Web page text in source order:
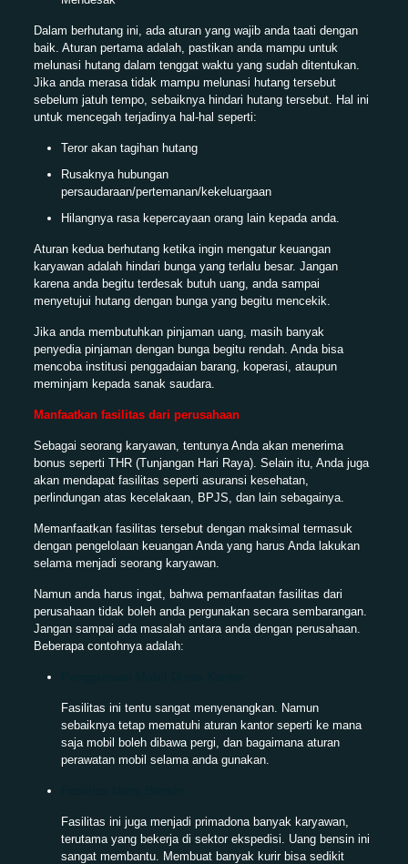
Dalam berhutang ini, ada aturan yang wajib anda taati dengan
baik. Aturan pertama adalah, pastikan anda mampu untuk
melunasi hutang dalam tenggat waktu yang sudah ditentukan.
Jika anda merasa tidak mampu melunasi hutang tersebut
sebelum jatuh tempo, sebaiknya hindari hutang tersebut. Hal ini
untuk mencegah terjadinya hal-hal seperti:
Teror akan tagihan hutang
Rusaknya hubungan
persaudaraan/pertemanan/kekeluargaan
Hilangnya rasa kepercayaan orang lain kepada anda.
Aturan kedua berhutang ketika ingin mengatur keuangan
karyawan adalah hindari bunga yang terlalu besar. Jangan
karena anda begitu terdesak butuh uang, anda sampai
menyetujui hutang dengan bunga yang begitu mencekik.
Jika anda membutuhkan pinjaman uang, masih banyak
penyedia pinjaman dengan bunga begitu rendah. Anda bisa
mencoba institusi penggadaian barang, koperasi, ataupun
meminjam kepada sanak saudara.
Manfaatkan fasilitas dari perusahaan
Sebagai seorang karyawan, tentunya Anda akan menerima
bonus seperti THR (Tunjangan Hari Raya). Selain itu, Anda juga
akan mendapat fasilitas seperti asuransi kesehatan,
perlindungan atas kecelakaan, BPJS, dan lain sebagainya.
Memanfaatkan fasilitas tersebut dengan maksimal termasuk
dengan pengelolaan keuangan Anda yang harus Anda lakukan
selama menjadi seorang karyawan.
Namun anda harus ingat, bahwa pemanfaatan fasilitas dari
perusahaan tidak boleh anda pergunakan secara sembarangan.
Jangan sampai ada masalah antara anda dengan perusahaan.
Beberapa contohnya adalah:
Fasilitas ini tentu sangat menyenangkan. Namun
sebaiknya tetap mematuhi aturan kantor seperti ke mana
saja mobil boleh dibawa pergi, dan bagaimana aturan
perawatan mobil selama anda gunakan.
Fasilitas ini juga menjadi primadona banyak karyawan,
terutama yang bekerja di sektor ekspedisi. Uang bensin ini
sangat membantu. Membuat banyak kurir bisa sedikit